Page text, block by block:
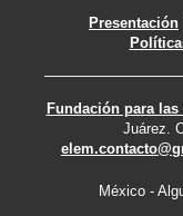
Presentación
Fundación para las
Juárez.
México -